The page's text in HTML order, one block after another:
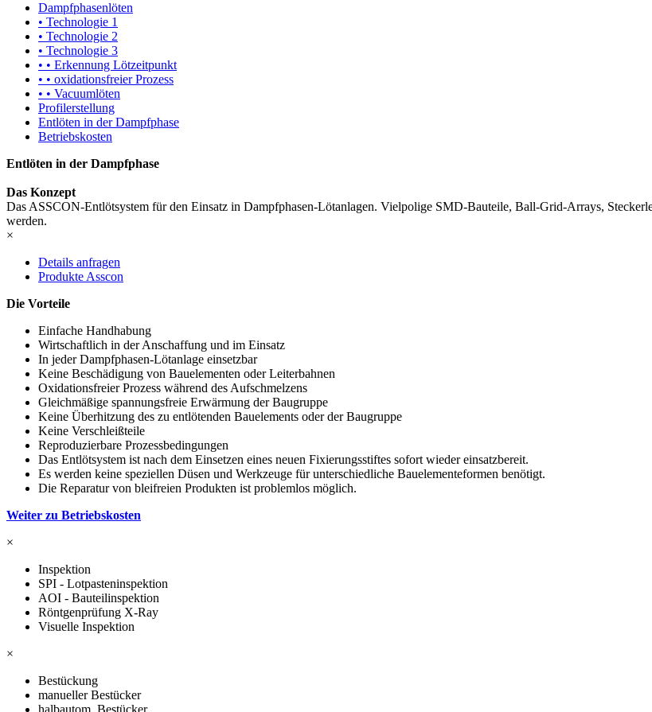
Dampfphasenlöten
• Technologie 1
• Technologie 2
• Technologie 3
• • Erkennung Lötzeitpunkt
• • oxidationsfreier Prozess
• • Vacuumlöten
Profilerstellung
Entlöten in der Dampfphase
Betriebskosten
Entlöten in der Dampfphase
Das Konzept
Das ASSCON-Entlötsystem für den Einsatz in Dampfphasen-Lötanlagen. Vielpolige SMD-Bauteile, Ball-Grid-Arrays,
werden.
×
Details anfragen
Produkte Asscon
Die Vorteile
Einfache Handhabung
Wirtschaftlich in der Anschaffung und im Einsatz
In jeder Dampfphasen-Lötanlage einsetzbar
Keine Beschädigung von Bauelementen oder Leiterbahnen
Oxidationsfreier Prozess während des Aufschmelzens
Gleichmäßige spannungsfreie Erwärmung der Baugruppe
Keine Überhitzung des zu entlötenden Bauelements oder der Baugruppe
Keine Verschleißteile
Reproduzierbare Prozessbedingungen
Das Entlötsystem ist nach dem Einsetzen eines neuen Fixierungsstiftes sofort wieder einsatzbereit.
Es werden keine speziellen Düsen und Werkzeuge für unterschiedliche Bauelementeformen benötigt.
Die Reparatur von bleifreien Produkten ist problemlos möglich.
Weiter zu Betriebskosten
×
Inspektion
SPI - Lotpasteninspektion
AOI - Bauteilinspektion
Röntgenprüfung X-Ray
Visuelle Inspektion
×
Bestückung
manueller Bestücker
halbautom. Bestücker